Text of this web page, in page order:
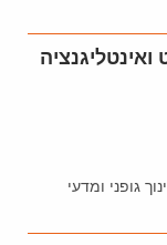
גופני ומדעי